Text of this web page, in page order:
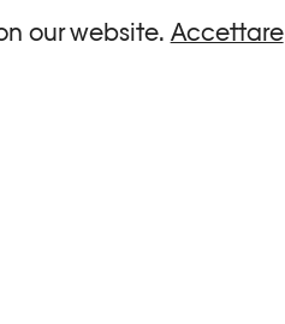
our website. Accettare